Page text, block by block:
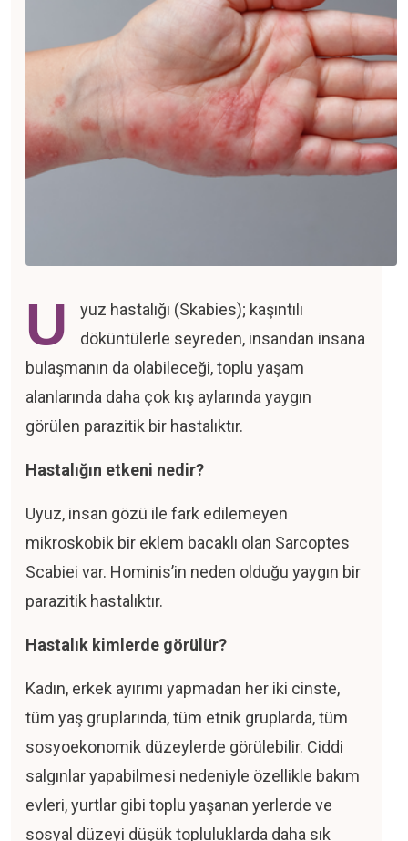
U
yuz hastalığı (Skabies); kaşıntılı
döküntülerle seyreden, insandan insana
bulaşmanın da olabileceği, toplu yaşam
alanlarında daha çok kış aylarında yaygın
görülen parazitik bir hastalıktır.
Hastalığın etkeni nedir?
Uyuz, insan gözü ile fark edilemeyen
mikroskobik bir eklem bacaklı olan Sarcoptes
Scabiei var. Hominis’in neden olduğu yaygın bir
parazitik hastalıktır.
Hastalık kimlerde görülür?
Kadın, erkek ayırımı yapmadan her iki cinste,
tüm yaş gruplarında, tüm etnik gruplarda, tüm
sosyoekonomik düzeylerde görülebilir. Ciddi
salgınlar yapabilmesi nedeniyle özellikle bakım
evleri, yurtlar gibi toplu yaşanan yerlerde ve
sosyal düzeyi düşük topluluklarda daha sık